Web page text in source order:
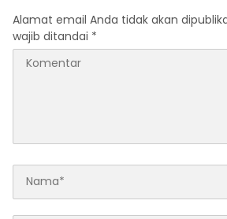
Alamat email Anda tidak akan
wajib ditandai *